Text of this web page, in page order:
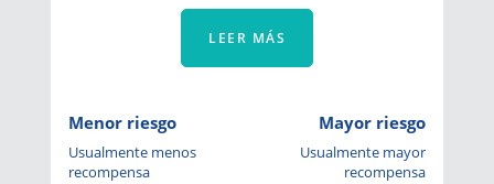
LEER MÁS
Menor riesgo Mayor riesgo
Usualmente menos
recompensa
Usualmente mayor
recompensa